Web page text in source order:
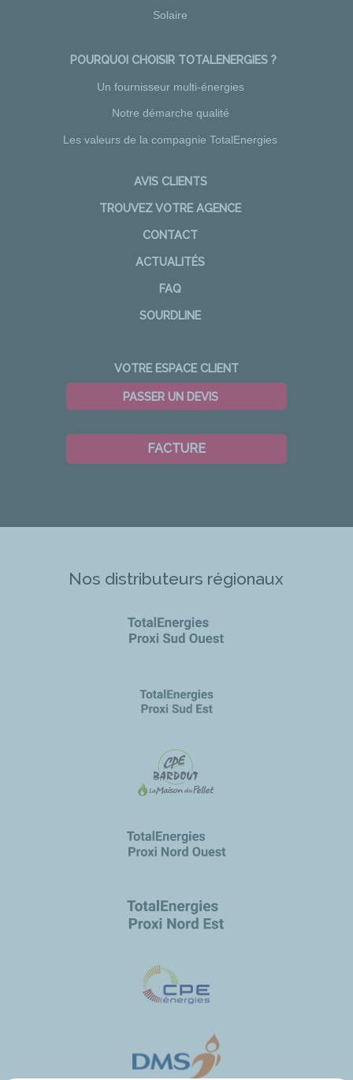
Solaire
POURQUOI CHOISIR TOTALENERGIES ?
Un fournisseur multi-énergies
Notre démarche qualité
Les valeurs de la compagnie TotalEnergies
AVIS CLIENTS
TROUVEZ VOTRE AGENCE
CONTACT
ACTUALITÉS
FAQ
SOURDLINE
VOTRE ESPACE CLIENT
PASSER UN DEVIS
FACTURE
Nos distributeurs régionaux